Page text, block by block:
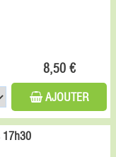
8,50 €
AJOUTER
17h30